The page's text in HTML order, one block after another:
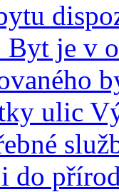
je v
ulic